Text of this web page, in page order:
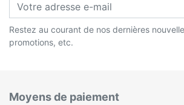
Restez au courant de nos dernières
promotions, etc.
Moyens de paiement